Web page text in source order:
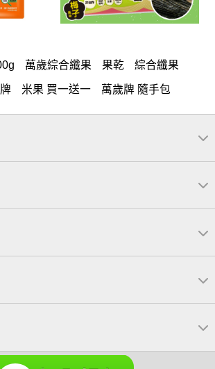
萬歲綜合纖果 果乾 綜合纖果
米果 買一送一 萬歲牌 隨手包
果 杏仁小魚 海苔 全聯 零食
全聯 素食
腰果 米果 核桃 桶裝堅果 椒鹽
甘栗
三角壽司海苔 買1送1 每日 icash
脆三色丁 三角 芋頭 紅棗
日堅果系列
味綜合堅果 杏仁 三角飯糰